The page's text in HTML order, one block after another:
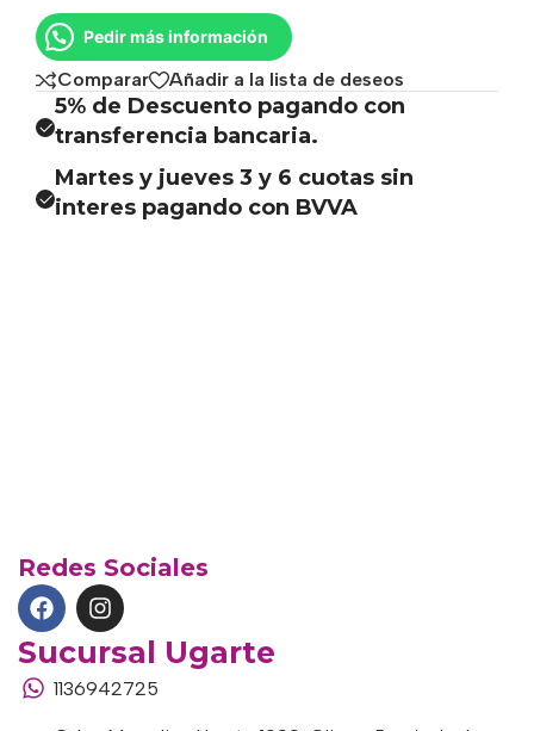
Pedir más información
Comparar Añadir a la lista de deseos
5% de Descuento pagando con
transferencia bancaria.
Martes y jueves 3 y 6 cuotas sin
interes pagando con BVVA
Redes Sociales
Sucursal Ugarte
1136942725